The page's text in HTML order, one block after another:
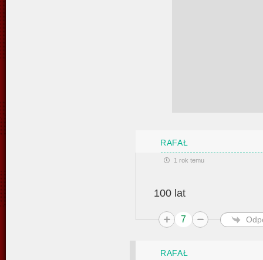
RAFAŁ
1 rok temu
100 lat
7
RAFAŁ